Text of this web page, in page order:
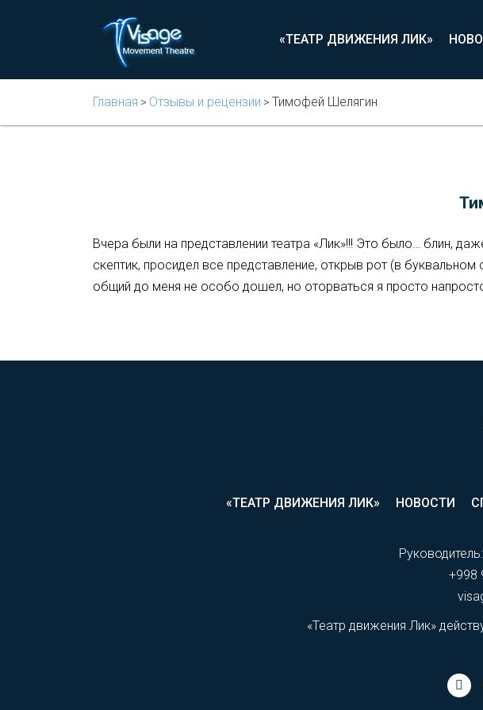
«ТЕАТР ДВИЖЕНИЯ ЛИК»
Главная > Отзывы и рецензии > Тимофей Шелягин
Вчера были на представлении театра «Лик»!!! Это было… блин,
скептик, просидел все представление, открыв рот (в
общий до меня не особо дошел, но оторваться я просто
«ТЕАТР ДВИЖЕНИЯ ЛИК» НОВОСТИ
+998
«Театр движения Лик»